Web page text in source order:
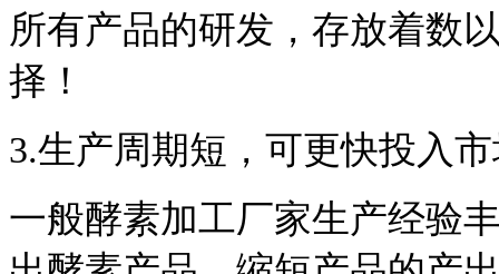
所有产品的研发，存放着数
择！
3.生产周期短，可更快投入
一般酵素加工厂家生产经验